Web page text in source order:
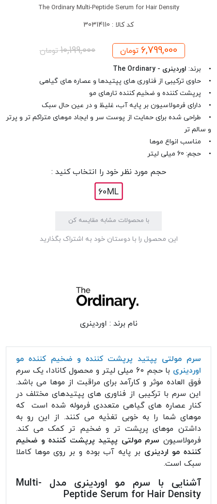
The Ordinary Multi-Peptide Serum for Hair Density
کد کالا : 30314110
6,799,000 تومان 10,199,000تومان
• برند: اوردینری - The Ordinary
• حاوی ترکیبی از فناوری های پپتیدها و عصاره های گیاهی
• پرپشت کننده و ضخیم کننده تارهای مو
• دارای فرمولاسیون بر پایه آب، غلیظ و در عین حال سبک
• طراحی شده برای حمایت از پوست سر و ایجاد موهای متراکم تر و پرتر
و سالم تر
• مناسب انواع موها
• حجم: 60 میلی لیتر
حجم مورد نظر خود را انتخاب کنید :
60ML
با محصولات مشابه مقایسه کن
این محصول را با دوستان خود به اشتراک بگذارید
نام برند : اوردینری
سرم مولتی پپتید پرپشت کننده و ضخیم کننده مو
اوردینری
با حجم 60 میلی لیتر و محصول کانادا، یک سرم
فوق العاده موثر و کارآمد برای مراقبت از موها می باشد.
این سرم با ترکیبی از فناوری های پپتیدهای مختلف در
کنار عصاره های گیاهی متعددی فرموله شده است که
موهای شما را به خوبی تغذیه می کنند. از این رو به
داشتن موهای پرپشت تر و ضخیم تر کمک می کند.
فرمولاسیون سرم مولتی پپتید پرپشت کننده و ضخیم
کننده مو اردینری بر پایه آب بوده و بر روی موها کاملا
سبک است.
آشنایی با سرم مو اوردینری مدل Multi-
Peptide Serum for Hair Density